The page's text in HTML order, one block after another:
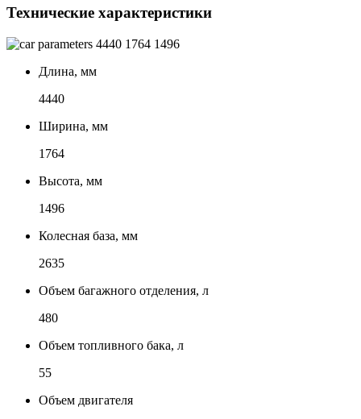
Технические характеристики
4440 1764 1496
Длина, мм
4440
Ширина, мм
1764
Высота, мм
1496
Колесная база, мм
2635
Объем багажного отделения, л
480
Объем топливного бака, л
55
Объем двигателя